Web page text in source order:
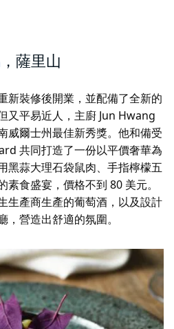
，薩里山
新裝修後開業，並配備了全新的
又平易近人，主廚 Jun Hwang
威爾士州最佳新秀獎。他和備受
共同打造了一份以平價奢華為
蒜大理石袋鼠肉、手指檸檬五
食盛宴，價格不到 80 美元。
生產商生產的葡萄酒，以及設計
營造出舒適的氛圍。